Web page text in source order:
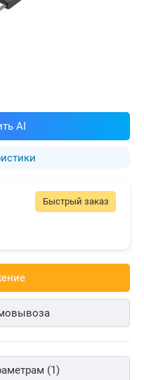
AI
Быстрый заказ
(1)